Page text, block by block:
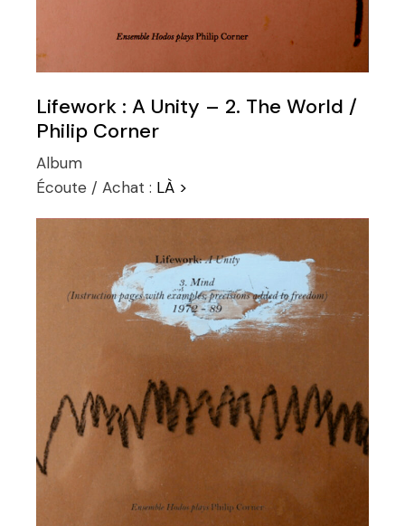
Lifework : A Unity – 2. The World /
Philip Corner
Album
Écoute / Achat : LÀ >